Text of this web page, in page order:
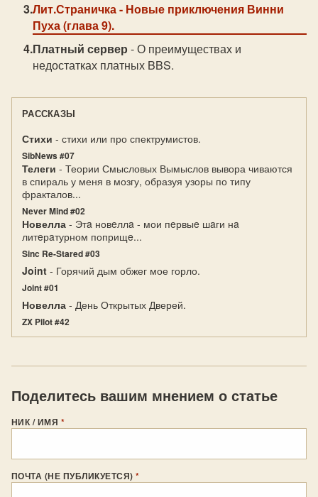
Лит.Страничка- Новые приключения Винни
Пуха (глава 9).
Платный сервер - О преимуществах и
недостатках платных BBS.
РАССКАЗЫ
Стихи - стихи или про спектрумистов.
SibNews #07
Телеги - Теории Смысловых Вымыслов вывора чиваются
в спираль у меня в мозгу, образуя узоры по типу
фракталов...
Never Mind #02
Новелла - Этa новeллa - мои пeрвыe шaги нa
литeрaтурном поприщe...
Sinc Re-Stared #03
Joint - Горячий дым обжег мое горло.
Joint #01
Новелла - День Открытых Дверей.
ZX Pilot #42
Поделитесь вашим мнением о статье
НИК / ИМЯ *
ПОЧТА (НЕ ПУБЛИКУЕТСЯ)*